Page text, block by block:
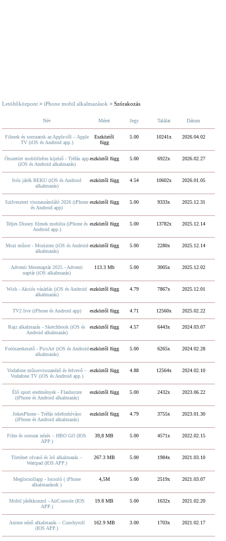
Letöltőközpont >iPhone mobil alkalmazások > Szórakozás
Név Méret Jegy Találat Dátum
Filmek és sorozatok az Apple-től – Apple
TV (iOS és Android app.)
Eszköztől
függ
5.00 10241x 2026.04.02
Összetört mobiltlefon kijelző - Tréfás app
(iOS és Android alkalmazás)
eszköztől függ 5.00 6922x 2026.02.27
Ivós játék BEKU (iOS és Android
alkalmazás)
eszköztől függ 4.54 10602x 2026.01.05
Szilveszteri visszaszámláló 2026 (iPhone
és Android app)
eszköztől függ 5.00 9333x 2025.12.31
Teljes Disney filmek mobilra (iPhone és
Android app.)
eszköztől függ 5.00 13782x 2025.12.14
Mozi műsor - Mozizom (iOS és Android
alkalmazás)
eszköztől függ 5.00 2280x 2025.12.14
Adventi Mesenaptár 2025 - Adventi
naptár (iOS alkalmazás)
113.3 Mb 5.00 3005x 2025.12.02
Wish - Akciós vásárlás (iOS és Android
alkalmazás)
eszköztől függ 4.79 7867x 2025.12.01
TV2 live (iPhone és Android app) eszköztől függ 4.71 12560x 2025.02.22
Rajz alkalmazás - Sketchbook (iOS és
Android alkalmazás)
eszköztől függ 4.57 6443x 2024.03.07
Fotószerkesztő - PicsArt (iOS és Android
alkalmazás)
eszköztől függ 5.00 6265x 2024.02.28
Vodafone műsorvisszanéző és felvevő –
Vodafone TV (iOS és Android app.)
eszköztől függ 4.88 12564x 2024.02.10
Élő sport eredmények - Flashscore
(iPhone és Android alkalmazás)
eszköztől függ 5.00 2432x 2023.06.22
JokesPhone - Tréfás telefonhíváso
(iPhone és Android alkalmazás)
eszköztől függ 4.79 3755x 2023.01.30
Film és sorozat nézés – HBO GO (IOS
APP.)
39,8 MB 5.00 4571x 2022.02.15
Történet olvasó és író alkalmazás –
Wattpad (IOS APP.)
267.3 MB 5.00 1984x 2021.03.10
Meglocsollapp - locsoló ( iPhone
alkalmazások )
4,5M 5.00 2519x 2021.03.07
Mobil játékkonzol - AirConsole (IOS
APP.)
19.8 MB 5.00 1632x 2021.02.20
Anime néző alkalmazás – Cunchyroll
(IOS APP.)
162.9 MB 3.00 1703x 2021.02.17